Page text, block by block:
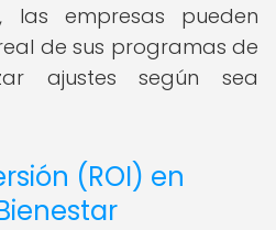
las empresas pueden
de sus programas de
ajustes según sea
(ROI) en